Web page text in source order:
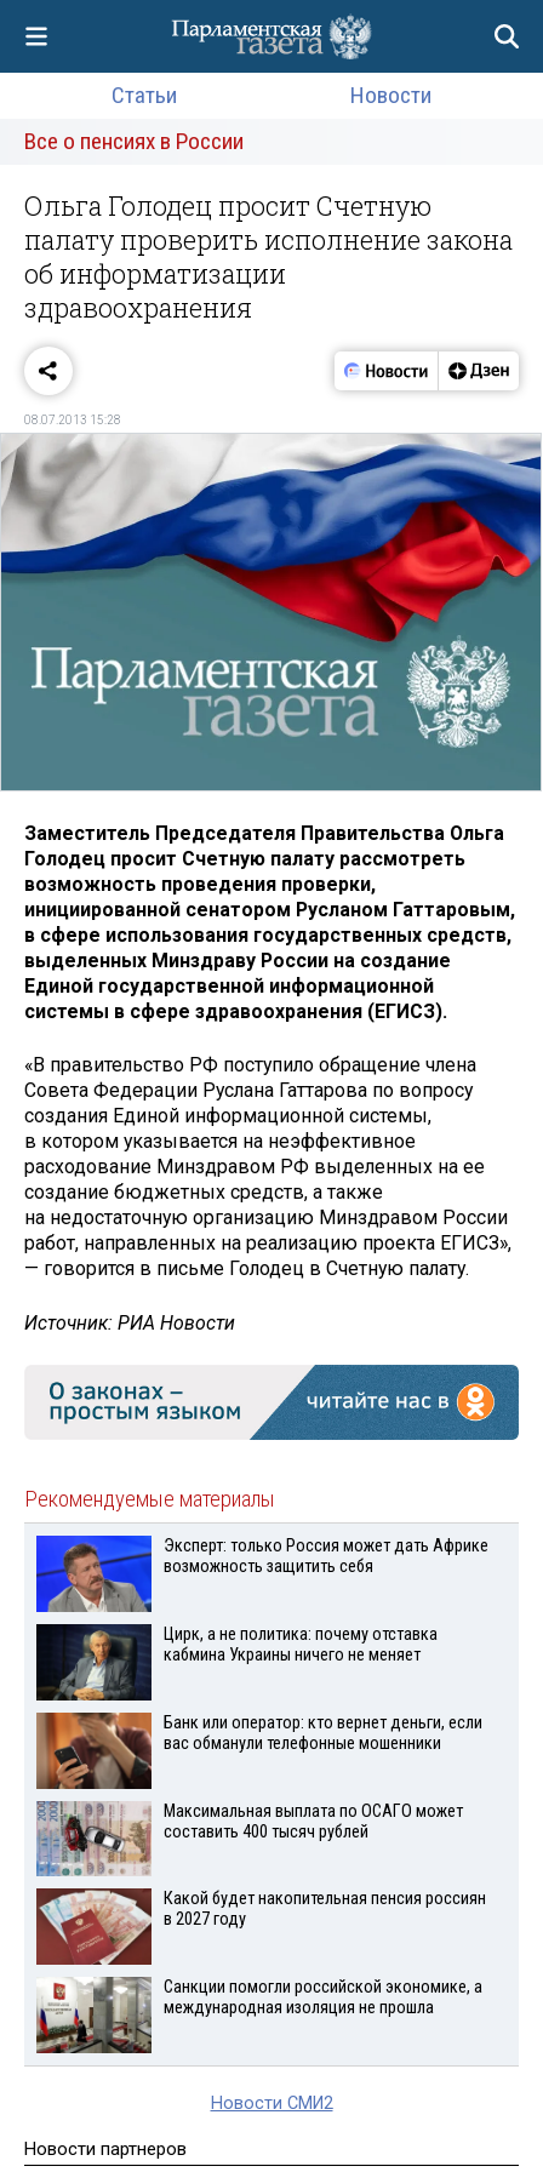
Статьи
Новости
Все о пенсиях в России
Ольга Голодец просит Счетную
палату проверить исполнение закона
об информатизации
здравоохранения
08.07.2013 15:28
Заместитель Председателя Правительства Ольга
Голодец просит Счетную палату рассмотреть
возможность проведения проверки,
инициированной сенатором Русланом Гаттаровым,
в сфере использования государственных средств,
выделенных Минздраву России на создание
Единой государственной информационной
системы в сфере здравоохранения (ЕГИСЗ).
«В правительство РФ поступило обращение члена
Совета Федерации Руслана Гаттарова по вопросу
создания Единой информационной системы,
в котором указывается на неэффективное
расходование Минздравом РФ выделенных на ее
создание бюджетных средств, а также
на недостаточную организацию Минздравом России
работ, направленных на реализацию проекта ЕГИСЗ»,
— говорится в письме Голодец в Счетную палату.
Источник: РИА Новости
Рекомендуемые материалы
Эксперт: только Россия может дать Африке
возможность защитить себя
Цирк, а не политика: почему отставка
кабмина Украины ничего не меняет
Банк или оператор: кто вернет деньги, если
вас обманули телефонные мошенники
Максимальная выплата по ОСАГО может
составить 400 тысяч рублей
Какой будет накопительная пенсия россиян
в 2027 году
Санкции помогли российской экономике, а
международная изоляция не прошла
Новости СМИ2
Новости партнеров